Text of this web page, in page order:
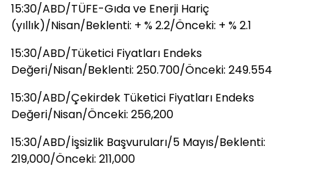
15:30/ABD/TÜFE-Gıda ve Enerji Hariç
(yıllık)/Nisan/Beklenti: + % 2.2/Önceki: + % 2.1
15:30/ABD/Tüketici Fiyatları Endeks
Değeri/Nisan/Beklenti: 250.700/Önceki: 249.554
15:30/ABD/Çekirdek Tüketici Fiyatları Endeks
Değeri/Nisan/Önceki: 256,200
15:30/ABD/İşsizlik Başvuruları/5 Mayıs/Beklenti:
219,000/Önceki: 211,000